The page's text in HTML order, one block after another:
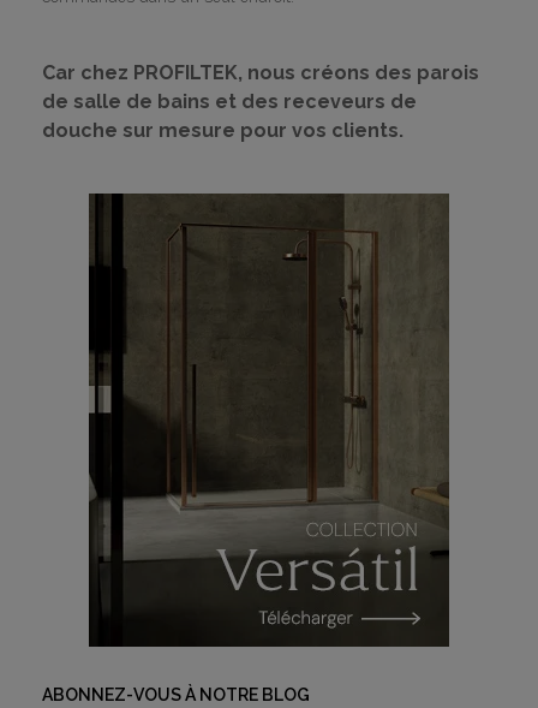
Car chez PROFILTEK, nous créons des parois
de salle de bains et des receveurs de
douche sur mesure pour vos clients.
ABONNEZ-VOUS À NOTRE BLOG